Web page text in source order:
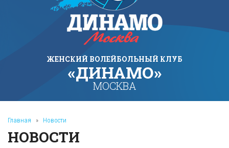
ЖЕНСКИЙ ВОЛЕЙБОЛЬНЫЙ КЛУБ
«ДИНАМО»
МОСКВА
Главная » Новости
НОВОСТИ